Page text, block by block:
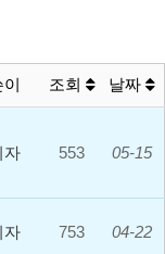
이 조회 날짜
자 553 05-15
자 753 04-22